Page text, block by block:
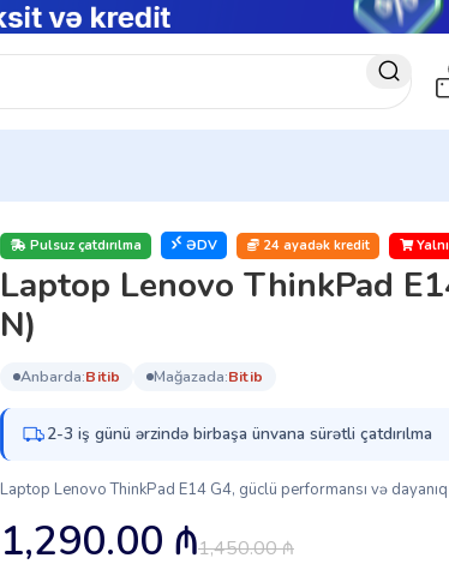
Pulsuz çatdırılma ƏDV 24 ayadək kredit
Laptop Lenovo ThinkPad
N)
anbarda: bi̇ti̇b mağazada: bi̇ti̇b
2-3 iş günü ərzində birbaşa ünvana sürətli çatdırılma
Laptop Lenovo ThinkPad E14 G4, güclü performansı və
1,450.00₼
1,290.00 ₼